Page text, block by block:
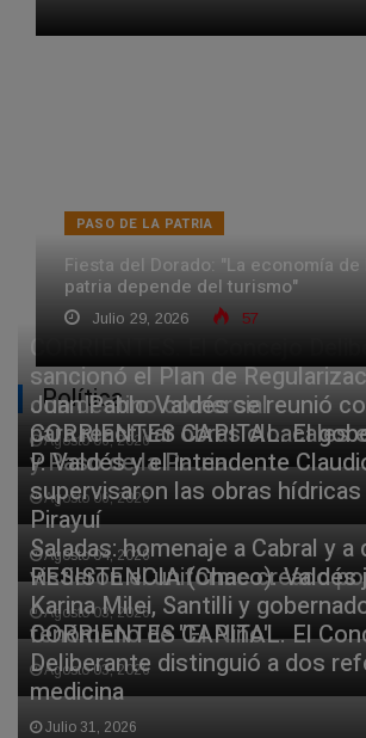
PASO DE LA PATRIA
Fiesta del Dorado: "La economía de
patria depende del turismo"
Julio 29, 2026 57
Política
CORRIENTES. El Concejo
sancionó el Plan de
con destino comercial
Agosto 06, 2026
Juan Pablo Valdés se reunió
para reactivar obras cloacales
y Paso de la Patria
Agosto 06, 2026
CORRIENTES CAPITAL. El
P. Valdés y el intendente
supervisaron las obras
Pirayuí
Agosto 04, 2026
Saladas: homenaje a Cabral y a
vistieron el uniforme creado
Agosto 03, 2026
RESISTENCIA (Chaco).
Karina Milei, Santilli y
fenómeno de "El Niño"
Agosto 03, 2026
CORRIENTES CAPITAL. El
Deliberante distinguió a dos
medicina
Julio 31, 2026